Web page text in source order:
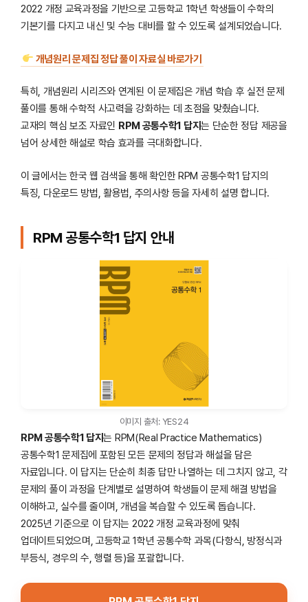
2022 개정 교육과정을 기반으로 고등학교 1학년 학생들이 수학의
기본기를 다지고 내신 및 수능 대비를 할 수 있도록 설계되었습니다.
개념원리 문제집 정답 풀이 자료실 바로가기
특히, 개념원리 시리즈와 연계된 이 문제집은 개념 학습 후 실전 문제
풀이를 통해 수학적 사고력을 강화하는 데 초점을 맞췄습니다.
교재의 핵심 보조 자료인 RPM 공통수학1 답지는 단순한 정답 제공을
넘어 상세한 해설로 학습 효과를 극대화합니다.
이 글에서는 한국 웹 검색을 통해 확인한 RPM 공통수학1 답지의
특징, 다운로드 방법, 활용법, 주의사항 등을 자세히 설명 합니다.
RPM 공통수학1 답지 안내
이미지 출처: YES24
RPM 공통수학1 답지는 RPM(Real Practice Mathematics)
공통수학1 문제집에 포함된 모든 문제의 정답과 해설을 담은
자료입니다. 이 답지는 단순히 최종 답만 나열하는 데 그치지 않고, 각
문제의 풀이 과정을 단계별로 설명하여 학생들이 문제 해결 방법을
이해하고, 실수를 줄이며, 개념을 복습할 수 있도록 돕습니다.
2025년 기준으로 이 답지는 2022 개정 교육과정에 맞춰
업데이트되었으며, 고등학교 1학년 공통수학 과목(다항식, 방정식과
부등식, 경우의 수, 행렬 등)을 포괄합니다.